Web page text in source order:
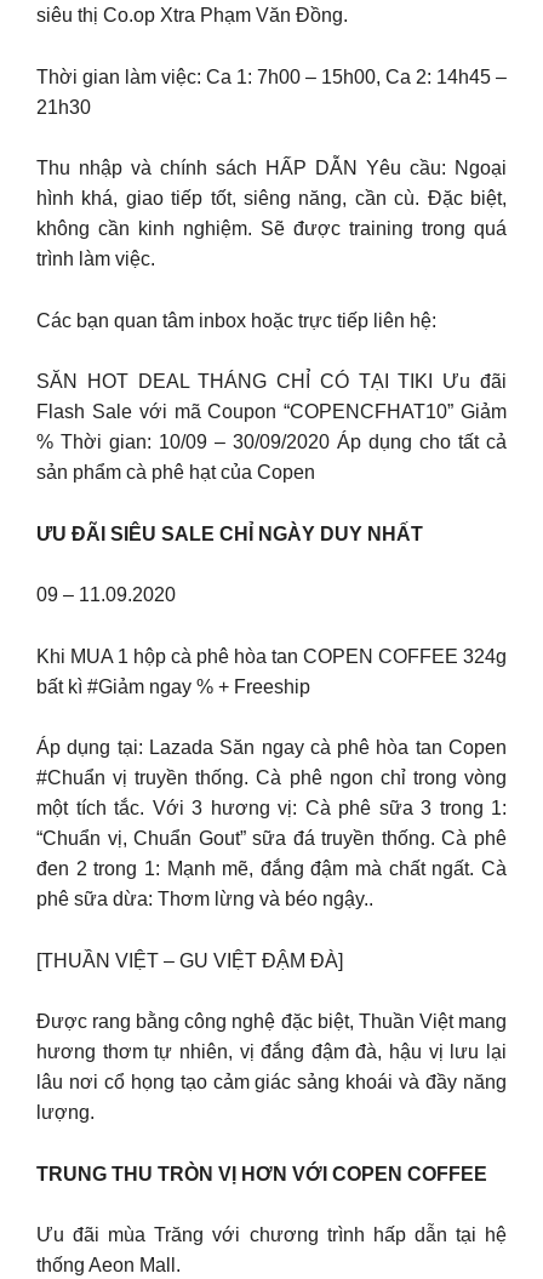
siêu thị Co.op Xtra Phạm Văn Đồng.
Thời gian làm việc: Ca 1: 7h00 – 15h00, Ca 2: 14h45 –
21h30
Thu nhập và chính sách HẤP DẪN Yêu cầu: Ngoại
hình khá, giao tiếp tốt, siêng năng, cần cù. Đặc biệt,
không cần kinh nghiệm. Sẽ được training trong quá
trình làm việc.
Các bạn quan tâm inbox hoặc trực tiếp liên hệ:
SĂN HOT DEAL THÁNG CHỈ CÓ TẠI TIKI Ưu đãi
Flash Sale với mã Coupon “COPENCFHAT10” Giảm
% Thời gian: 10/09 – 30/09/2020 Áp dụng cho tất cả
sản phẩm cà phê hạt của Copen
ƯU ĐÃI SIÊU SALE CHỈ NGÀY DUY NHẤT
09 – 11.09.2020
Khi MUA 1 hộp cà phê hòa tan COPEN COFFEE 324g
bất kì #Giảm ngay % + Freeship
Áp dụng tại: Lazada Săn ngay cà phê hòa tan Copen
#Chuẩn vị truyền thống. Cà phê ngon chỉ trong vòng
một tích tắc. Với 3 hương vị: Cà phê sữa 3 trong 1:
“Chuẩn vị, Chuẩn Gout” sữa đá truyền thống. Cà phê
đen 2 trong 1: Mạnh mẽ, đắng đậm mà chất ngất. Cà
phê sữa dừa: Thơm lừng và béo ngậy..
[THUẦN VIỆT – GU VIỆT ĐẬM ĐÀ]
Được rang bằng công nghệ đặc biệt, Thuần Việt mang
hương thơm tự nhiên, vị đắng đậm đà, hậu vị lưu lại
lâu nơi cổ họng tạo cảm giác sảng khoái và đầy năng
lượng.
TRUNG THU TRÒN VỊ HƠN VỚI COPEN COFFEE
Ưu đãi mùa Trăng với chương trình hấp dẫn tại hệ
thống Aeon Mall.